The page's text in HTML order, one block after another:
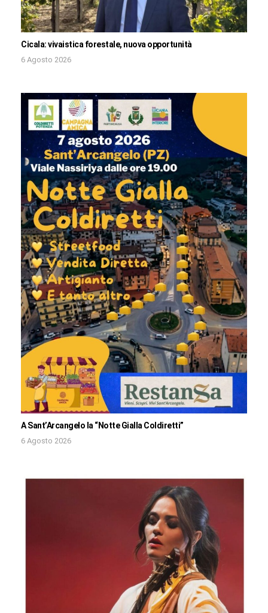
Cicala: vivaistica forestale, nuova opportunità
6 Agosto 2026
A Sant’Arcangelo la “Notte Gialla Coldiretti”
6 Agosto 2026